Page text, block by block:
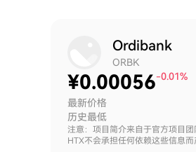
Ordibank
ORBK
¥0.00056-0.01%
最新价格
历史最低
注意：项目简介来自于官方项目
HTX不会承担任何依赖这些信息而